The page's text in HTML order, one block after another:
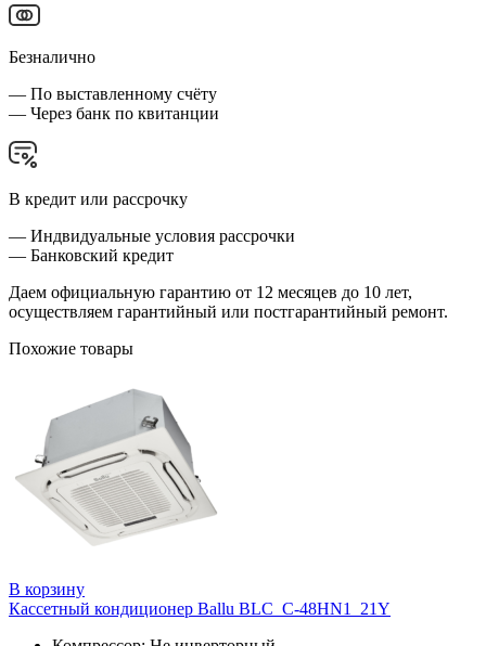
Безналично
— По выставленному счёту
— Через банк по квитанции
В кредит или рассрочку
— Индвидуальные условия рассрочки
— Банковский кредит
Даем официальную гарантию от 12 месяцев до 10 лет,
осуществляем гарантийный или постгарантийный ремонт.
Похожие товары
В корзину
Кассетный кондиционер Ballu BLC_C-48HN1_21Y